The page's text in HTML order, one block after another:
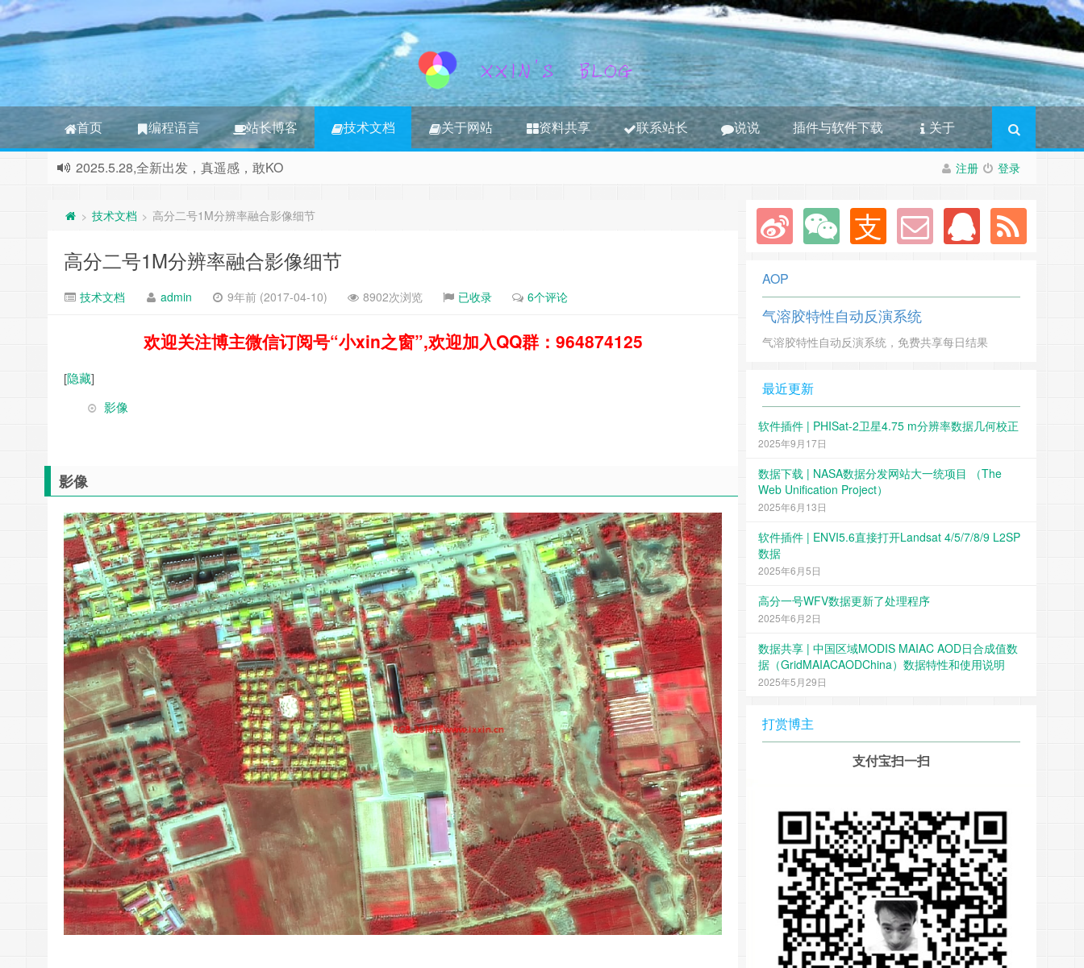
首页 编程语言 站长博客 技术文档 关于网站 资料共享 联系站长 说说 插件与软件下载 关于
注册 登录
2025.5.28,全新出发，真遥感，敢KO
> 技术文档 > 高分二号1M分辨率融合影像细节
高分二号1M分辨率融合影像细节
技术文档 admin 9年前 (2017-04-10) 8902次浏览 已收录 6个评论
欢迎关注博主微信订阅号“小xin之窗”,欢迎加入QQ群：964874125
[隐藏]
影像
影像
AOP
气溶胶特性自动反演系统
气溶胶特性自动反演系统，免费共享每日结果
最近更新
软件插件 | PHISat-2卫星4.75 m分辨率数据几何校正
2025年9月17日
数据下载 | NASA数据分发网站大一统项目 （The
Web Unification Project）
2025年6月13日
软件插件 | ENVI5.6直接打开Landsat 4/5/7/8/9 L2SP
数据
2025年6月5日
高分一号WFV数据更新了处理程序
2025年6月2日
数据共享 | 中国区域MODIS MAIAC AOD日合成值数
据（GridMAIACAODChina）数据特性和使用说明
2025年5月29日
打赏博主
支付宝扫一扫